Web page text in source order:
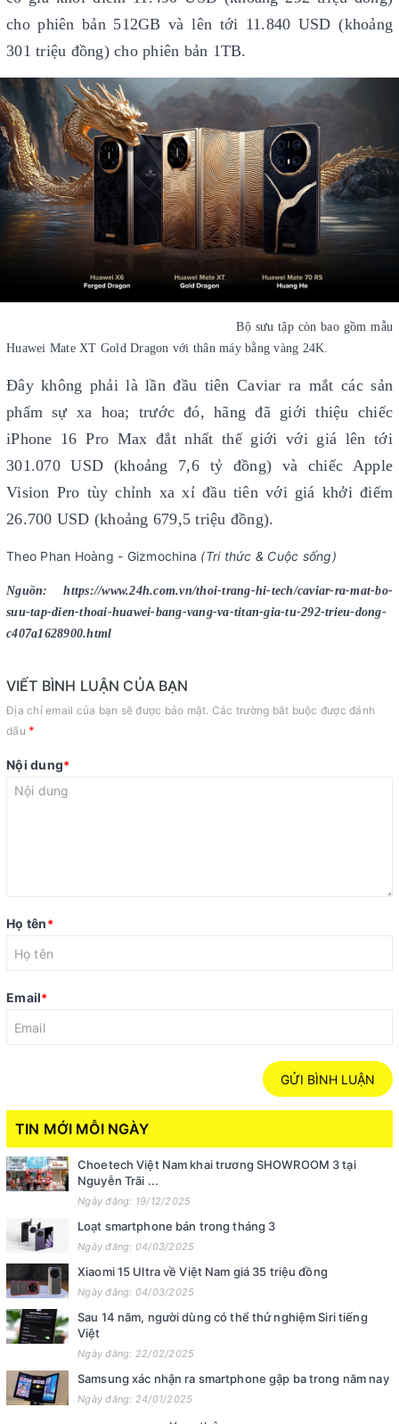
cho phiên bản 512GB và lên tới 11.840 USD (khoảng
301 triệu đồng) cho phiên bản 1TB.
Bộ sưu tập còn bao gồm mẫu
Huawei Mate XT Gold Dragon với thân máy bằng vàng 24K.
Đây không phải là lần đầu tiên Caviar ra mắt các sản
phẩm sự xa hoa; trước đó, hãng đã giới thiệu chiếc
iPhone 16 Pro Max đắt nhất thế giới với giá lên tới
301.070 USD (khoảng 7,6 tỷ đồng) và chiếc Apple
Vision Pro tùy chỉnh xa xỉ đầu tiên với giá khởi điểm
26.700 USD (khoảng 679,5 triệu đồng).
Theo Phan Hoàng - Gizmochina (Tri thức & Cuộc sống)
Nguồn: https://www.24h.com.vn/thoi-trang-hi-tech/caviar-ra-mat-bo-
suu-tap-dien-thoai-huawei-bang-vang-va-titan-gia-tu-292-trieu-dong-
c407a1628900.html
VIẾT BÌNH LUẬN CỦA BẠN
Địa chỉ email của bạn sẽ được bảo mật. Các trường bắt buộc được đánh
dấu *
Nội dung*
Họ tên*
Email*
GỬI BÌNH LUẬN
TIN MỚI MỖI NGÀY
Choetech Việt Nam khai trương SHOWROOM 3 tại
Nguyễn Trãi ...
Ngày đăng: 19/12/2025
Loạt smartphone bán trong tháng 3
Ngày đăng: 04/03/2025
Xiaomi 15 Ultra về Việt Nam giá 35 triệu đồng
Ngày đăng: 04/03/2025
Sau 14 năm, người dùng có thể thử nghiệm Siri tiếng
Việt
Ngày đăng: 22/02/2025
Samsung xác nhận ra smartphone gập ba trong năm nay
Ngày đăng: 24/01/2025